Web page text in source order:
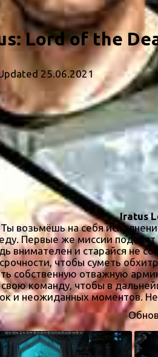
Lord of the
25.06.2021
Iratus
возьмёшь на себя
Первые же миссии
внимателен и старайся не
чтобы суметь
собственную отважную
команду, чтобы в
и неожиданных моментов.